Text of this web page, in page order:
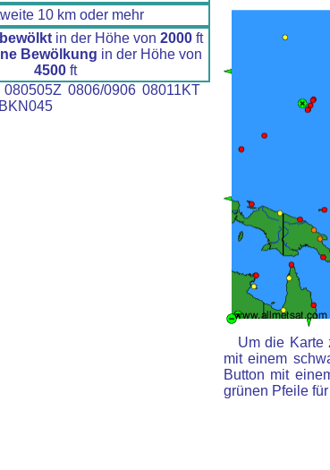
10 km oder mehr
in der Höhe von 2000 ft
Bewölkung in der Höhe von
4500 ft
080505Z 0806/0906 08011KT
Um die Karte
mit einem
Button mit
grünen Pfeile